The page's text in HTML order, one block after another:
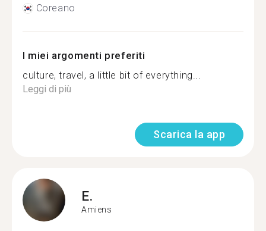
Coreano
I miei argomenti preferiti
culture, travel, a little bit of everything...
Leggi di più
Scarica la app
E.
Amiens